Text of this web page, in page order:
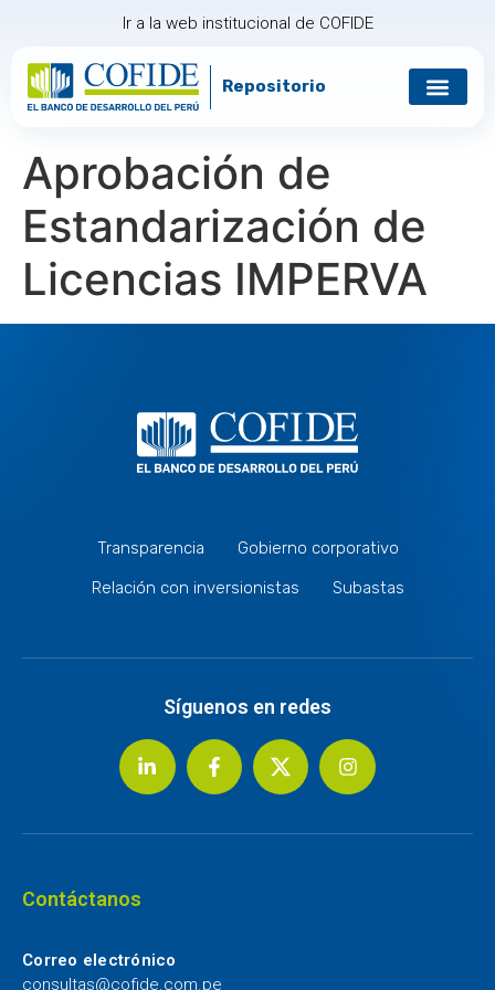
Ir a la web institucional de COFIDE
Repositorio
Aprobación de
Estandarización de
Licencias IMPERVA
Transparencia
Gobierno corporativo
Relación con inversionistas
Subastas
Síguenos en redes
Contáctanos
Correo electrónico
consultas@cofide.com.pe